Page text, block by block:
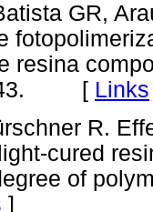
GR,
resina
43. [ Links
R.
cured
of
]